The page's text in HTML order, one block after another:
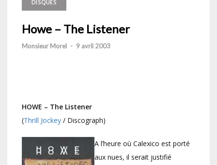
DISQUES
Howe – The Listener
Monsieur Morel - 9 avril 2003
HOWE – The Listener
(Thrill Jockey / Discograph)
A l’heure où Calexico est porté
aux nues, il serait justifié